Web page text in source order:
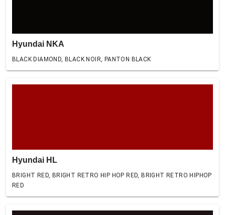
Hyundai NKA
BLACK DIAMOND, BLACK NOIR, PANTON BLACK
Hyundai HL
BRIGHT RED, BRIGHT RETRO HIP HOP RED, BRIGHT RETRO HIPHOP
RED